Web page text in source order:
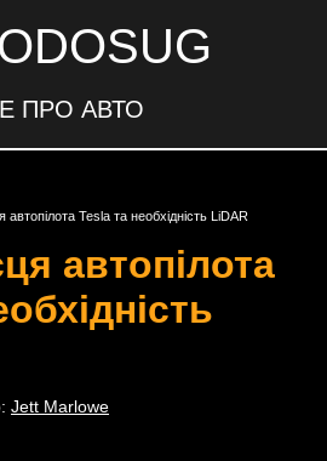
ПРО АВТО
автопілота Tesla та необхідність LiDAR
автопілота
Jett Marlowe